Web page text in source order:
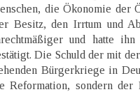
die Ökonomie der
Besitz, den Irrtum und
und hatte ihn
Die Schuld der mit
Bürgerkriege in
Reformation, sondern der